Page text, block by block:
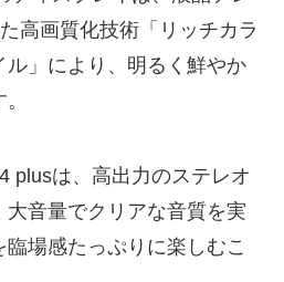
高画質化技術「リッチカラ
ル」により、明るく鮮やか
plusは、高出力のステレオ
音量でクリアな音質を実
場感たっぷりに楽しむこ